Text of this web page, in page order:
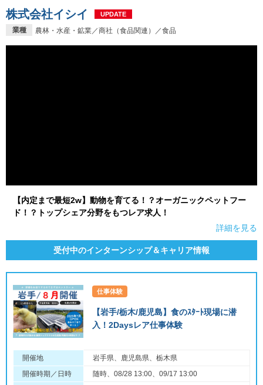
業種 農林・水産・鉱業／商社（食品関連）／食品
株式会社イシイ UPDATE
【内定まで最短2w】動物を育てる！？オーガニックペットフー
ド！？トップシェア分野をもつレア求人！
詳細を見る
受付中のインターンシップ＆キャリア情報
仕事体験
【岩手/栃木/鹿児島】食のｽﾀｰﾄ現場に潜
入！2Daysレア仕事体験
開催地
岩手県、鹿児島県、栃木県
開催時期／日時
随時、08/28 13:00、09/17 13:00